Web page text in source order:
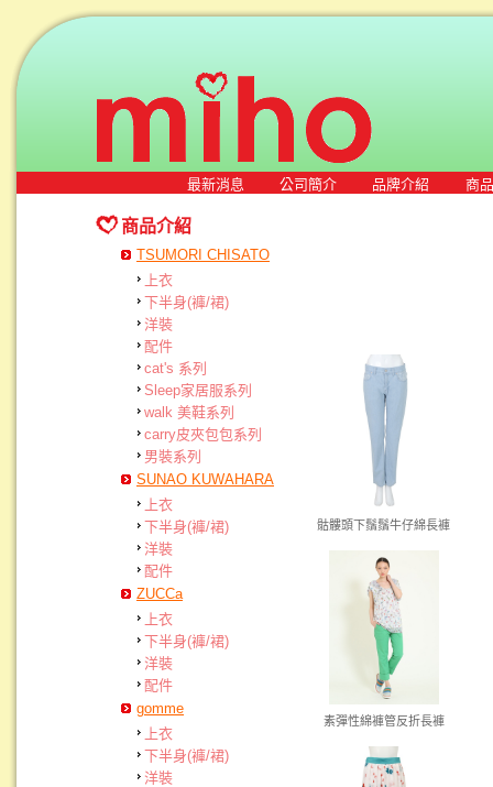
最新消息 公司簡介 品牌介紹 商
商品介紹
TSUMORI CHISATO
上衣
下半身(褲/裙)
洋裝
配件
cat's 系列
Sleep家居服系列
walk 美鞋系列
carry皮夾包包系列
男裝系列
SUNAO KUWAHARA
上衣
下半身(褲/裙)
洋裝
配件
ZUCCa
上衣
下半身(褲/裙)
洋裝
配件
gomme
上衣
下半身(褲/裙)
洋裝
骷髏頭下鬚鬚牛仔綿長褲
素彈性綿褲管反折長褲